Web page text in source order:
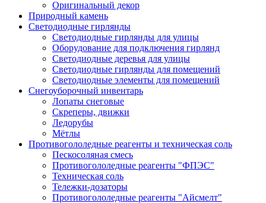
Оригинальный декор
Природный камень
Светодиодные гирлянды
Светодиодные гирлянды для улицы
Оборудование для подключения гирлянд
Светодиодные деревья для улицы
Светодиодные гирлянды для помещений
Светодиодные элементы для помещений
Снегоуборочный инвентарь
Лопаты снеговые
Скреперы, движки
Ледорубы
Мётлы
Противогололедные реагенты и техническая соль
Пескосоляная смесь
Противогололедные реагенты "ФПЭС"
Техническая соль
Тележки-дозаторы
Противогололедные реагенты "Айсмелт"